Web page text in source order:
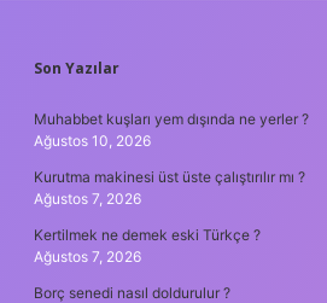
SIDEBAR
Son Yazılar
Muhabbet kuşları yem dışında ne yerler ?
Ağustos 10, 2026
Kurutma makinesi üst üste çalıştırılır mı ?
Ağustos 7, 2026
Kertilmek ne demek eski Türkçe ?
Ağustos 7, 2026
Borç senedi nasıl doldurulur ?